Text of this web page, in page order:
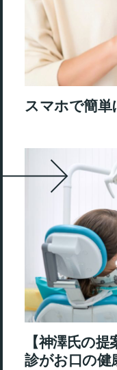
スマホで簡
【神澤氏の
診がお口の健